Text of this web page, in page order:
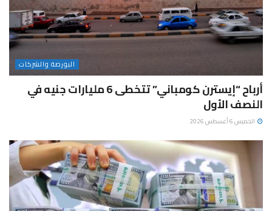
البورصة والشركات
أرباح “إيسترن كومباني” تتخطى 6 مليارات جنيه في
النصف الأول
الخميس 6 أغسطس 2026